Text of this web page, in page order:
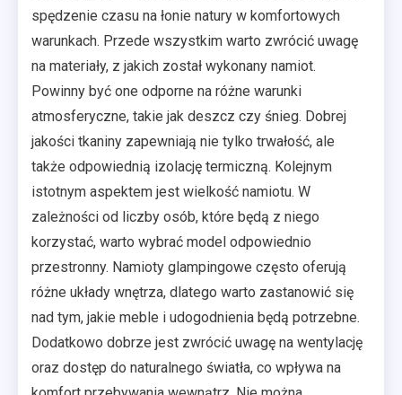
spędzenie czasu na łonie natury w komfortowych
warunkach. Przede wszystkim warto zwrócić uwagę
na materiały, z jakich został wykonany namiot.
Powinny być one odporne na różne warunki
atmosferyczne, takie jak deszcz czy śnieg. Dobrej
jakości tkaniny zapewniają nie tylko trwałość, ale
także odpowiednią izolację termiczną. Kolejnym
istotnym aspektem jest wielkość namiotu. W
zależności od liczby osób, które będą z niego
korzystać, warto wybrać model odpowiednio
przestronny. Namioty glampingowe często oferują
różne układy wnętrza, dlatego warto zastanowić się
nad tym, jakie meble i udogodnienia będą potrzebne.
Dodatkowo dobrze jest zwrócić uwagę na wentylację
oraz dostęp do naturalnego światła, co wpływa na